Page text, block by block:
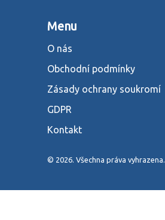
Menu
O nás
Obchodní podmínky
Zásady ochrany soukromí
GDPR
Kontakt
© 2026. Všechna práva vyhrazena.